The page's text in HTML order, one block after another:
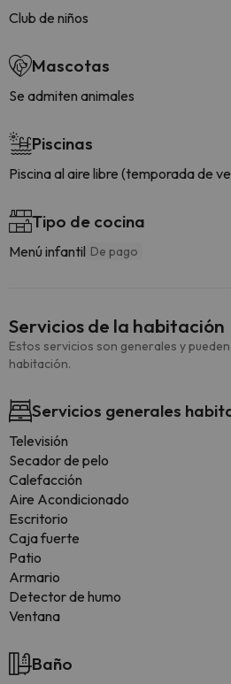
Club de niños
Mascotas
Se admiten animales
Piscinas
Piscina al aire libre (temporada de
Tipo de cocina
Menú infantil De pago
Servicios de la habitación
Estos servicios son generales y
habitación.
Servicios generales
Televisión
Secador de pelo
Calefacción
Aire Acondicionado
Escritorio
Caja fuerte
Patio
Armario
Detector de humo
Ventana
Baño